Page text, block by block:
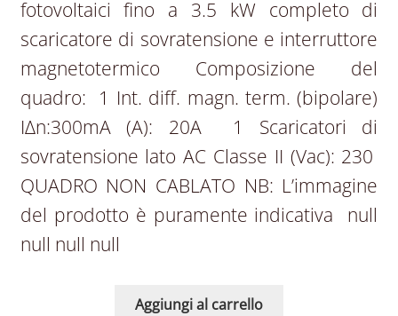
fotovoltaici fino a 3.5 kW completo di
scaricatore di sovratensione e interruttore
magnetotermico Composizione del
quadro: 1 Int. diff. magn. term. (bipolare)
IΔn:300mA (A): 20A 1 Scaricatori di
sovratensione lato AC Classe II (Vac): 230
QUADRO NON CABLATO NB: L’immagine
del prodotto è puramente indicativa null
null null null
Aggiungi al carrello